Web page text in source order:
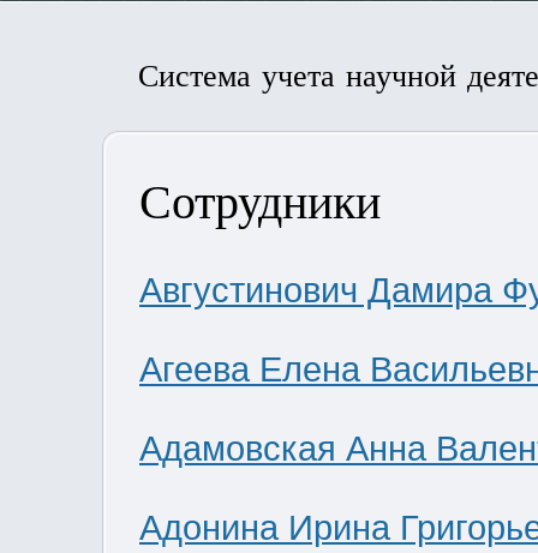
Система учета научной
Сотрудники
Августинович Дамира
Агеева Елена
Адамовская Анна
Адонина Ирина